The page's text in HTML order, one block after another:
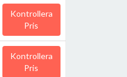
Kontrollera
Pris
Kontrollera
Pris